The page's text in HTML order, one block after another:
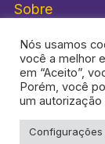
Sobre
Nós usamos
você a melhor
em “Aceito”,
Porém, você
um autorização
Configurações